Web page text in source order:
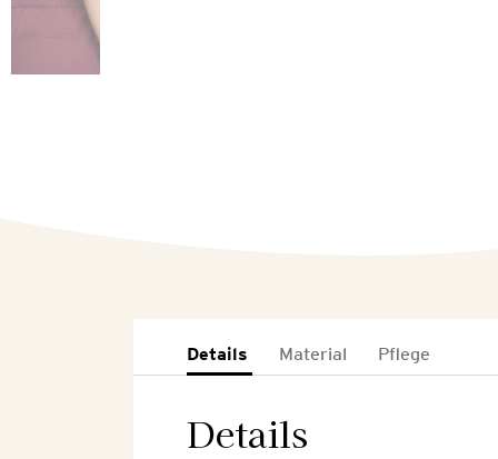
Details Material Pflege
Details